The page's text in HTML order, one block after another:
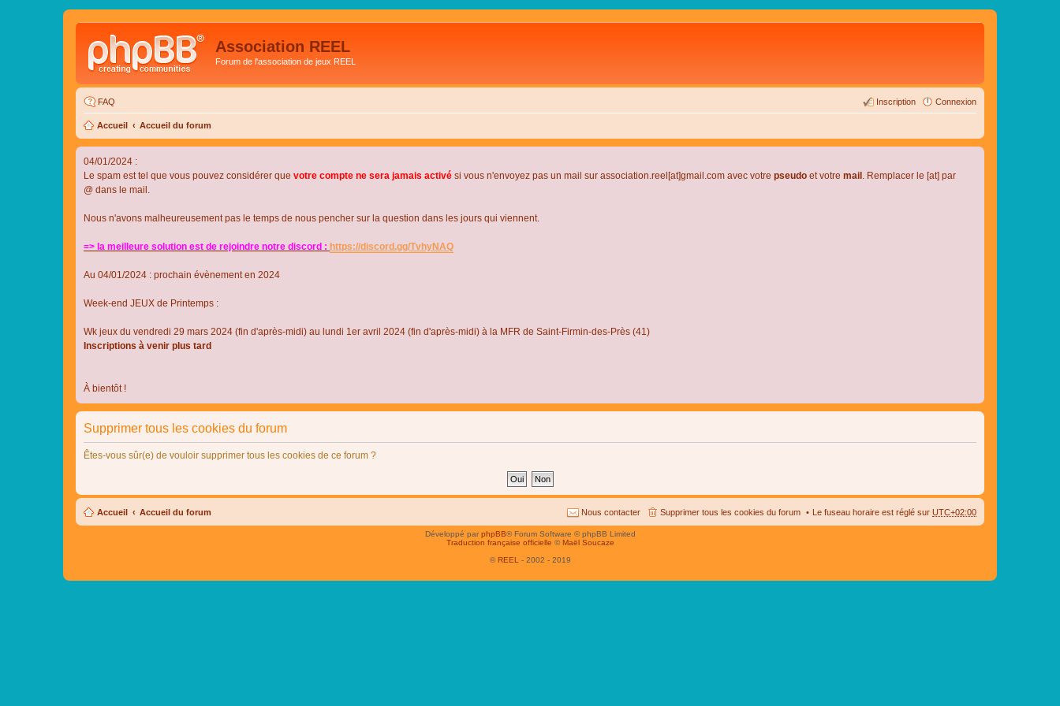
Association REEL
Forum de l'association de jeux REEL
FAQ Connexion
Inscription
Accueil Accueil du forum
04/01/2024 :
Le spam est tel que vous pouvez considérer que votre compte ne sera jamais activé si vous n'envoyez pas un mail sur association.reel[at]gmail.com avec votre pseudo et votre mail . Remplacer le [at] par
@ dans le mail.
Nous n'avons malheureusement pas le temps de nous pencher sur la question dans les jours qui viennent.
=> la meilleure solution est de rejoindre notre discord : https://discord.gg/TvhyNAQ
Au 04/01/2024 : prochain évènement en 2024
Week-end JEUX de Printemps :
Wk jeux du vendredi 29 mars 2024 (fin d'après-midi) au lundi 1er avril 2024 (fin d'après-midi) à la MFR de Saint-Firmin-des-Près (41)
Inscriptions à venir plus tard
À bientôt !
Supprimer tous les cookies du forum
Êtes-vous sûr(e) de vouloir supprimer tous les cookies de ce forum ?
Accueil Accueil du forum Le fuseau horaire est réglé sur UTC+02:00
Supprimer tous les cookies du forum
Nous contacter
Développé parphpBB® Forum Software © phpBB Limited
Traduction française officielle © Maël Soucaze
© REEL - 2002 - 2019